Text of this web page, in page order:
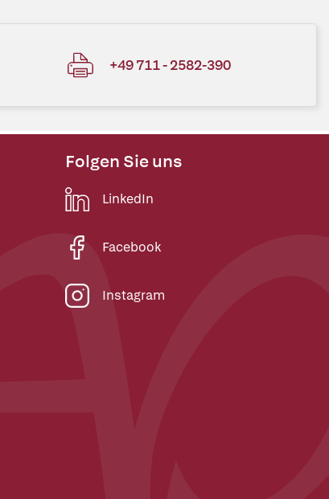
+49 711 - 2582-390
Folgen Sie uns
LinkedIn
Facebook
Instagram